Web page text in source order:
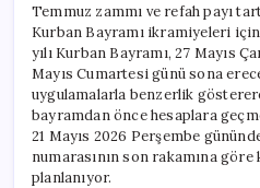
Temmuz zammı ve refah payı
Kurban Bayramı ikramiyeleri
yılı Kurban Bayramı, 27 Mayıs
Mayıs Cumartesi günü sona
uygulamalarla benzerlik
bayramdan önce hesaplara
21 Mayıs 2026 Perşembe
numarasının son rakamına göre
planlanıyor.